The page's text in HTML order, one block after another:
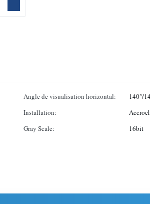
Angle de visualisation horizontal:
140°/
Installation:
Gray Scale:
16bit